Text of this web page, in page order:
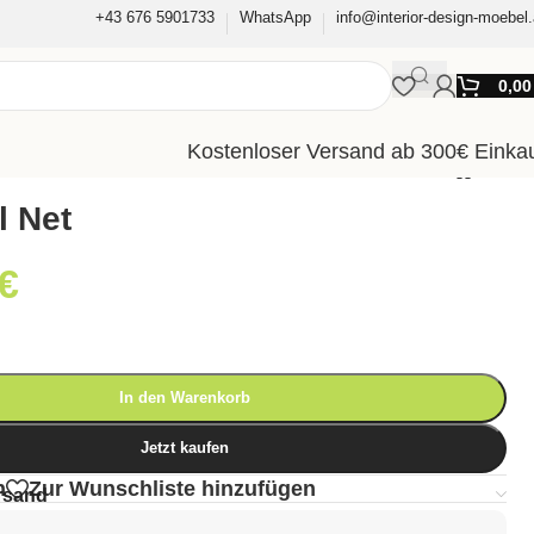
+43 676 5901733 WhatsApp info@interior-design-
Kostenloser Versand ab 300€
Net
In den Warenkorb
Jetzt kaufen
Zur Wunschliste hinzufügen